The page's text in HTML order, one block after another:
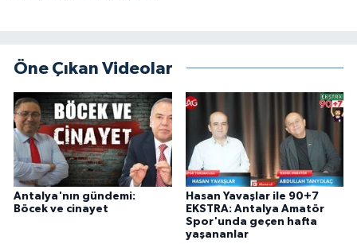
Öne Çıkan Videolar
Antalya'nın gündemi:
Böcek ve cinayet
Hasan Yavaşlar ile 90+7
EKSTRA: Antalya Amatör
Spor'unda geçen hafta
yaşananlar